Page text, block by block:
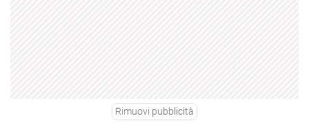
Rimuovi pubblicità